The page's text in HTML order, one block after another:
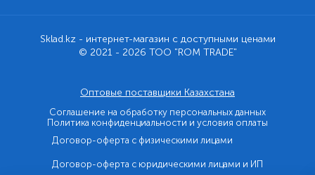
Sklad.kz - интернет-магазин с доступными ценами
© 2021 - 2026 ТОО "ROM TRADE"
Оптовые поставщики Казахстана
Соглашение на обработку персональных данных
Политика конфиденциальности и условия оплаты
Договор-оферта с физическими лицами
Договор-оферта с юридическими лицами и ИП